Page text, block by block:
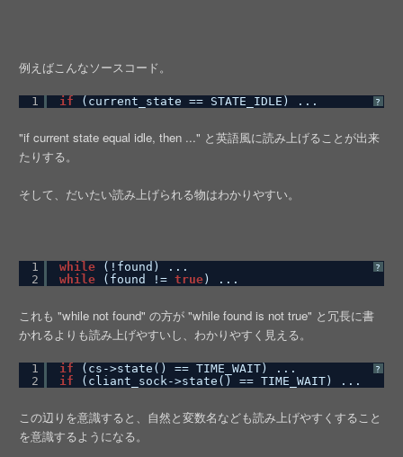
例えばこんなソースコード。
?
1 if (current_state == STATE_IDLE) ...
"if current state equal idle, then ..." と英語風に読み上げることが出来
たりする。
そして、だいたい読み上げられる物はわかりやすい。
?
1
2
while
(!found) ...
while
(found != true) ...
これも "while not found" の方が "while found is not true" と冗長に書
かれるよりも読み上げやすいし、わかりやすく見える。
?
1
2
if
(cs->state() == TIME_WAIT) ...
if
(cliant_sock->state() == TIME_WAIT) ...
この辺りを意識すると、自然と変数名なども読み上げやすくすること
を意識するようになる。